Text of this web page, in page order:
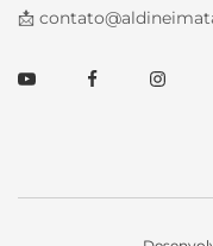
📩
YoutubeFacebook